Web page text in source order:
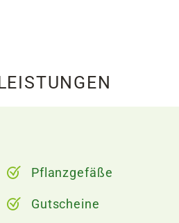
Pflanzgefäße
Gutscheine